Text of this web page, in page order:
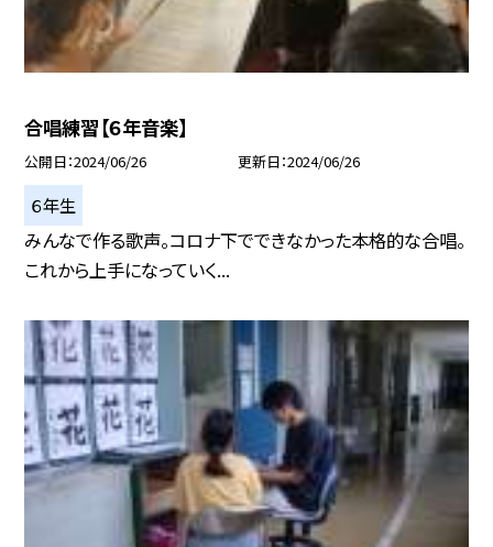
合唱練習【６年音楽】
公開日 2024/06/26 更新日 2024/06/26
６年生
みんなで作る歌声。コロナ下でできなかった本格的な合唱。
これから上手になっていく...